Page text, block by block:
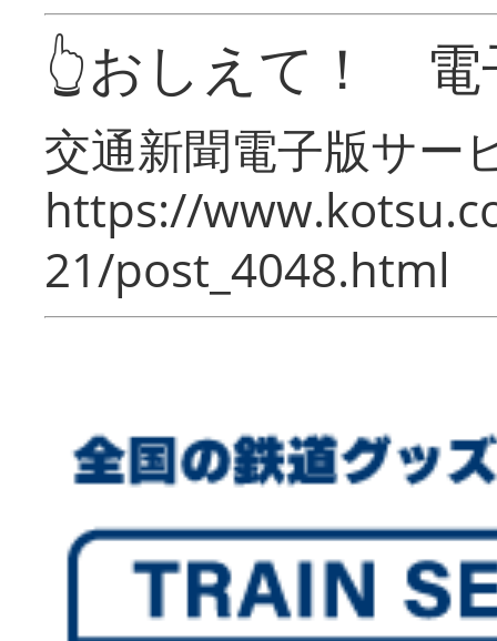
👆おしえて！ 電
交通新聞電子版サー
https://
21/post_4048.html